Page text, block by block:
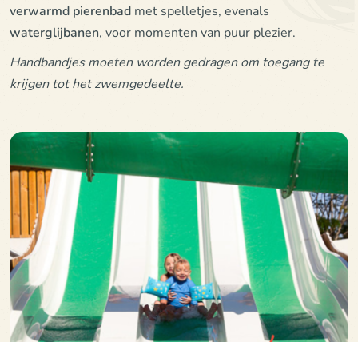
verwarmd pierenbad met spelletjes, evenals
waterglijbanen, voor momenten van puur plezier.
Handbandjes moeten worden gedragen om toegang te
krijgen tot het zwemgedeelte.